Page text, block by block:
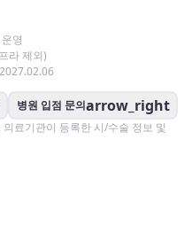
영
라 제외)
병원 입점 문의arrow_right
료기관이 등록한 시/수술 정보 및